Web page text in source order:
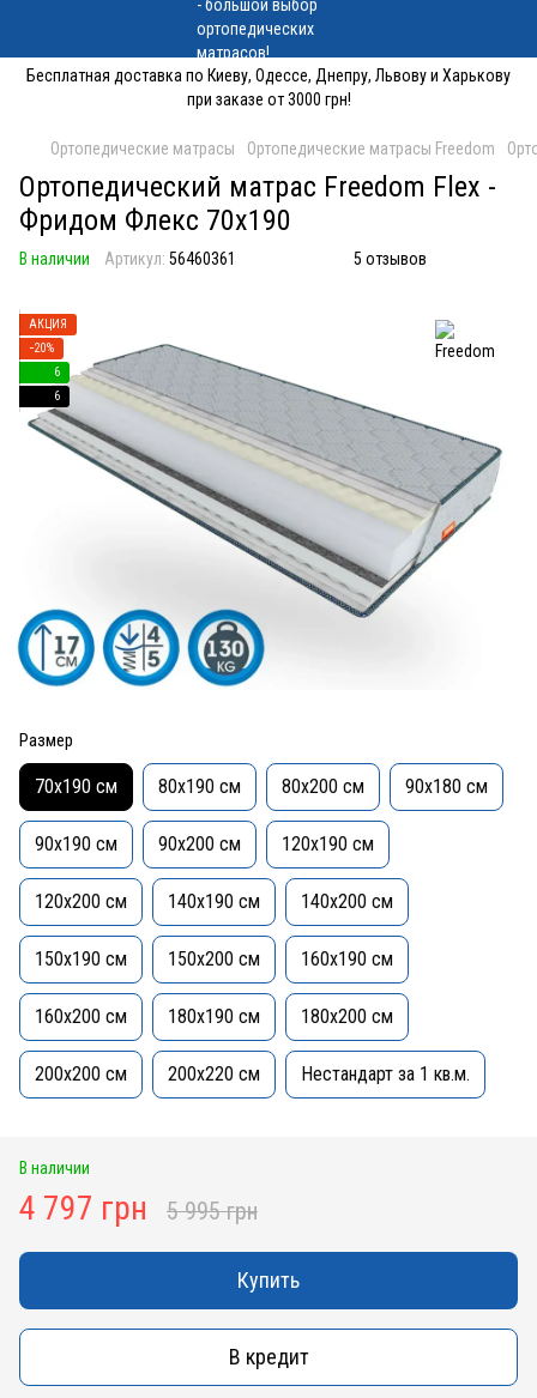
Бесплатная доставка по Киеву, Одессе, Днепру, Львову и Харькову
при заказе от 3000 грн!
Ортопедические матрасы Ортопедические матрасы Freedom
Ортопедический матрас Freedom Flex -
Фридом Флекс 70x190
В наличии Артикул: 56460361 5 отзывов
АКЦИЯ
−20%
6
6
Размер
70x190 см 80x190 см 80x200 см 90x180 см
90x190 см 90x200 см 120x190 см
120x200 см 140x190 см 140x200 см
150x190 см 150x200 см 160x190 см
160x200 см 180x190 см 180x200 см
200x200 см 200x220 см Нестандарт за 1 кв.м.
В наличии
4 797 грн 5 995 грн
Купить
В кредит